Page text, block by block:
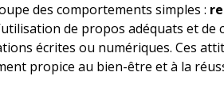
des comportements simples :
de propos adéquats et
écrites ou numériques. Ces
propice au bien-être et à la